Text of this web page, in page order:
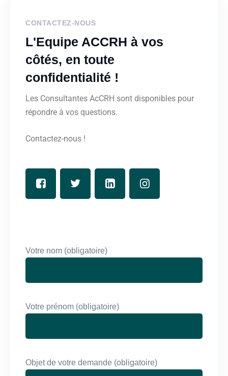
CONTACTEZ-NOUS
L'Equipe ACCRH à vos
côtés, en toute
confidentialité !
Les Consultantes AcCRH sont disponibles pour
répondre à vos questions.
Contactez-nous !
Votre nom (obligatoire)
Votre prénom (obligatoire)
Objet de votre demande (obligatoire)